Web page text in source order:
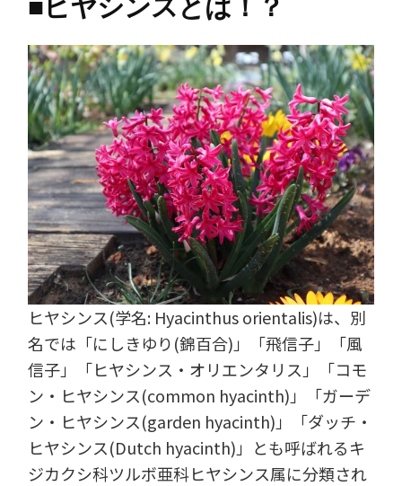
■ヒヤシンスとは！？
ヒヤシンス(学名: Hyacinthus orientalis)は、別
名では「にしきゆり(錦百合)」「飛信子」「風
信子」「ヒヤシンス・オリエンタリス」「コモ
ン・ヒヤシンス(common hyacinth)」「ガーデ
ン・ヒヤシンス(garden hyacinth)」「ダッチ・
ヒヤシンス(Dutch hyacinth)」とも呼ばれるキ
ジカクシ科ツルボ亜科ヒヤシンス属に分類され